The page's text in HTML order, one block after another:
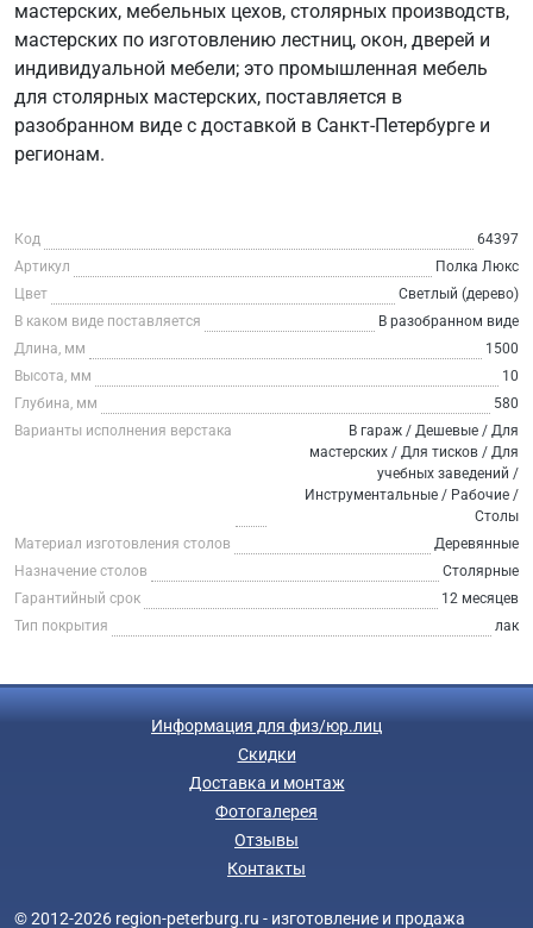
мастерских, мебельных цехов, столярных производств,
мастерских по изготовлению лестниц, окон, дверей и
индивидуальной мебели; это промышленная мебель
для столярных мастерских, поставляется в
разобранном виде с доставкой в Санкт-Петербурге и
регионам.
Код
64397
Артикул
Полка Люкс
Цвет
Светлый (дерево)
В каком виде поставляется
В разобранном виде
Длина, мм
1500
Высота, мм
10
Глубина, мм
580
Варианты исполнения верстака
В гараж / Дешевые / Для
мастерских / Для тисков / Для
учебных заведений /
Инструментальные / Рабочие /
Столы
Материал изготовления столов
Деревянные
Назначение столов
Столярные
Гарантийный срок
12 месяцев
Тип покрытия
лак
Информация для физ/юр.лиц
Скидки
Доставка и монтаж
Фотогалерея
Отзывы
Контакты
© 2012-2026 region-peterburg.ru - изготовление и продажа